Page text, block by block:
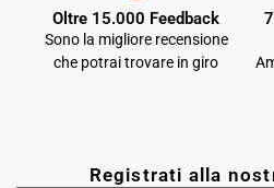
Oltre 15.000 Feedback
Sono la migliore recensione
che potrai trovare in giro
Registrati alla